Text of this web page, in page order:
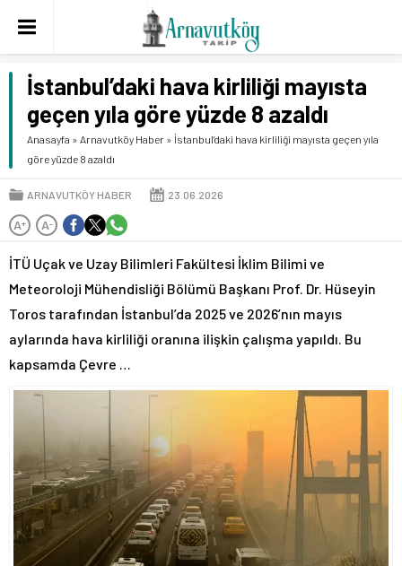
İstanbul’daki hava kirliliği mayısta
geçen yıla göre yüzde 8 azaldı
Anasayfa » Arnavutköy Haber » İstanbul’daki hava kirliliği mayısta geçen yıla
göre yüzde 8 azaldı
ARNAVUTKÖY HABER 23.06.2026
A+ A-
İTÜ Uçak ve Uzay Bilimleri Fakültesi İklim Bilimi ve
Meteoroloji Mühendisliği Bölümü Başkanı Prof. Dr. Hüseyin
Toros tarafından İstanbul’da 2025 ve 2026’nın mayıs
aylarında hava kirliliği oranına ilişkin çalışma yapıldı. Bu
kapsamda Çevre …